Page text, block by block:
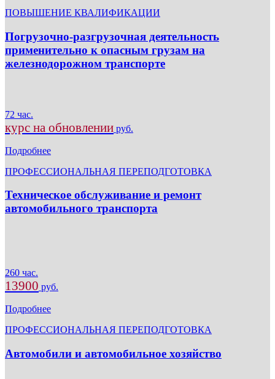
ПОВЫШЕНИЕ КВАЛИФИКАЦИИ
Погрузочно-разгрузочная деятельность
применительно к опасным грузам на
железнодорожном транспорте
72 час.
курс на обновлении руб.
Подробнее
ПРОФЕССИОНАЛЬНАЯ ПЕРЕПОДГОТОВКА
Техническое обслуживание и ремонт
автомобильного транспорта
260 час.
13900 руб.
Подробнее
ПРОФЕССИОНАЛЬНАЯ ПЕРЕПОДГОТОВКА
Автомобили и автомобильное хозяйство